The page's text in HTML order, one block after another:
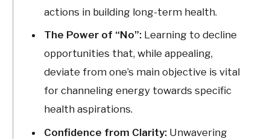
actions in building long-term health.
The Power of “No”: Learning to decline
opportunities that, while appealing,
deviate from one’s main objective is vital
for channeling energy towards specific
health aspirations.
Confidence from Clarity: Unwavering